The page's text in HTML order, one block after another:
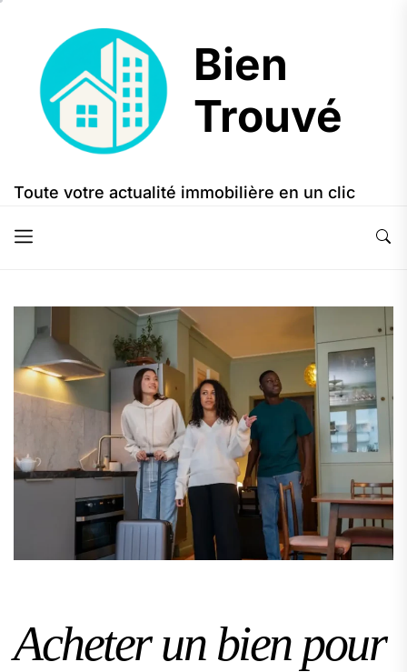
content
Bien
Trouvé
Bien
Trouvé
Toute votre actualité immobilière en un clic
Acheter un bien pour